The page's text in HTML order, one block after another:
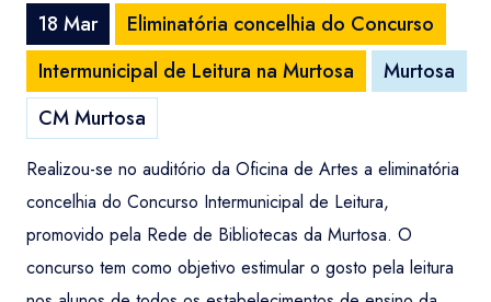
18 Mar
Eliminatória concelhia do Concurso
Intermunicipal de Leitura na Murtosa
Murtosa
CM Murtosa
Realizou-se no auditório da Oficina de Artes a eliminatória
concelhia do Concurso Intermunicipal de Leitura,
promovido pela Rede de Bibliotecas da Murtosa. O
concurso tem como objetivo estimular o gosto pela leitura